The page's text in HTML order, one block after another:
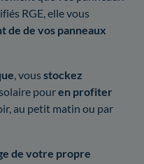
RGE, elle vous
de de vos panneaux
, vous stockez
pouren profiter
au petit matin ou par
de votre propre